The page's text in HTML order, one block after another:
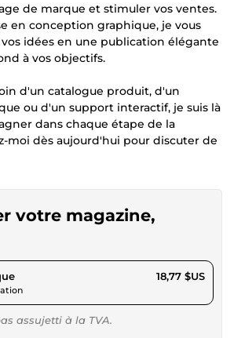
de marque et stimuler vos ventes.
en conception graphique, je vous
idées en une publication élégante
à vos objectifs.
d'un catalogue produit, d'un
ou d'un support interactif, je suis là
dans chaque étape de la
moi dès aujourd'hui pour discuter de
votre magazine,
pour 17,29 $US 18,77 $US
assujetti à la TVA.